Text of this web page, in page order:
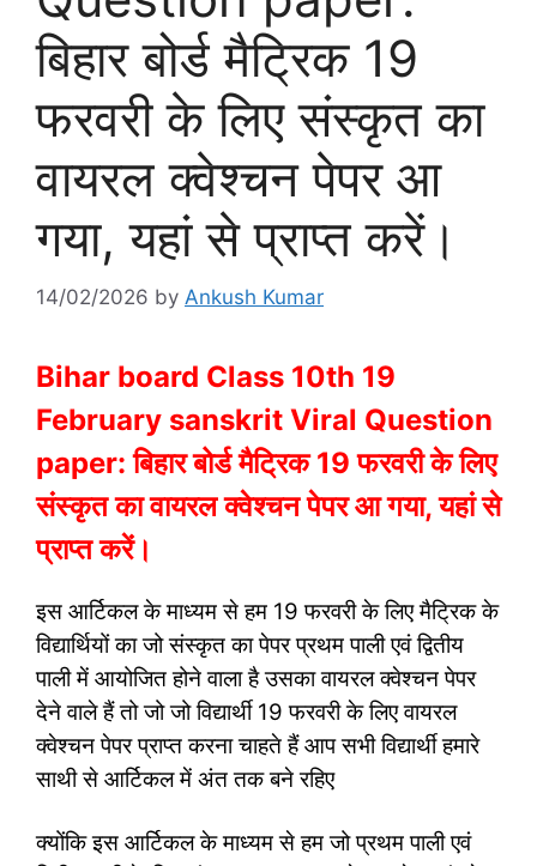
बिहार बोर्ड मैट्रिक 19
फरवरी के लिए संस्कृत का
वायरल क्वेश्चन पेपर आ
गया, यहां से प्राप्त करें।
14/02/2026 by Ankush Kumar
Bihar board Class 10th 19
February sanskrit Viral Question
paper: बिहार बोर्ड मैट्रिक 19 फरवरी के लिए
संस्कृत का वायरल क्वेश्चन पेपर आ गया, यहां से
प्राप्त करें।
इस आर्टिकल के माध्यम से हम 19 फरवरी के लिए मैट्रिक के
विद्यार्थियों का जो संस्कृत का पेपर प्रथम पाली एवं द्वितीय
पाली में आयोजित होने वाला है उसका वायरल क्वेश्चन पेपर
देने वाले हैं तो जो जो विद्यार्थी 19 फरवरी के लिए वायरल
क्वेश्चन पेपर प्राप्त करना चाहते हैं आप सभी विद्यार्थी हमारे
साथी से आर्टिकल में अंत तक बने रहिए
क्योंकि इस आर्टिकल के माध्यम से हम जो प्रथम पाली एवं